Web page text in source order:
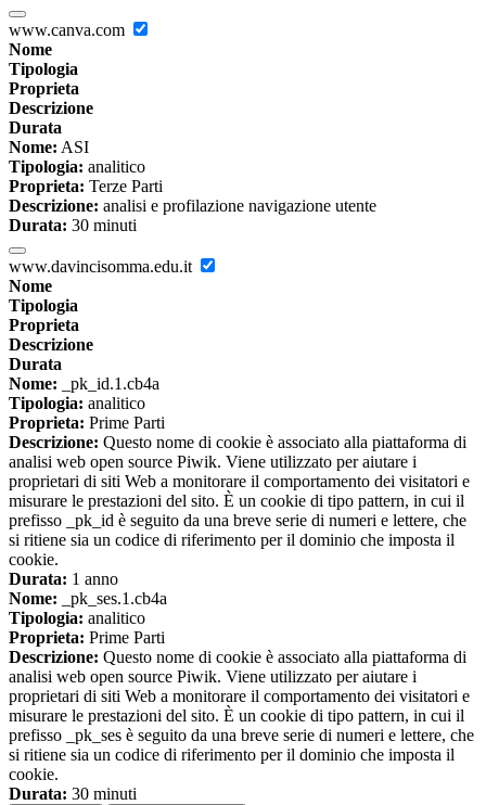
www.canva.com
Nome
Tipologia
Proprieta
Descrizione
Durata
Nome: ASI
Tipologia: analitico
Proprieta: Terze Parti
Descrizione: analisi e profilazione navigazione utente
Durata: 30 minuti
www.davincisomma.edu.it
Nome
Tipologia
Proprieta
Descrizione
Durata
Nome: _pk_id.1.cb4a
Tipologia: analitico
Proprieta: Prime Parti
Descrizione: Questo nome di cookie è associato alla piattaforma di
analisi web open source Piwik. Viene utilizzato per aiutare i
proprietari di siti Web a monitorare il comportamento dei visitatori e
misurare le prestazioni del sito. È un cookie di tipo pattern, in cui il
prefisso _pk_id è seguito da una breve serie di numeri e lettere, che
si ritiene sia un codice di riferimento per il dominio che imposta il
cookie.
Durata: 1 anno
Nome: _pk_ses.1.cb4a
Tipologia: analitico
Proprieta: Prime Parti
Descrizione: Questo nome di cookie è associato alla piattaforma di
analisi web open source Piwik. Viene utilizzato per aiutare i
proprietari di siti Web a monitorare il comportamento dei visitatori e
misurare le prestazioni del sito. È un cookie di tipo pattern, in cui il
prefisso _pk_ses è seguito da una breve serie di numeri e lettere, che
si ritiene sia un codice di riferimento per il dominio che imposta il
cookie.
Durata: 30 minuti